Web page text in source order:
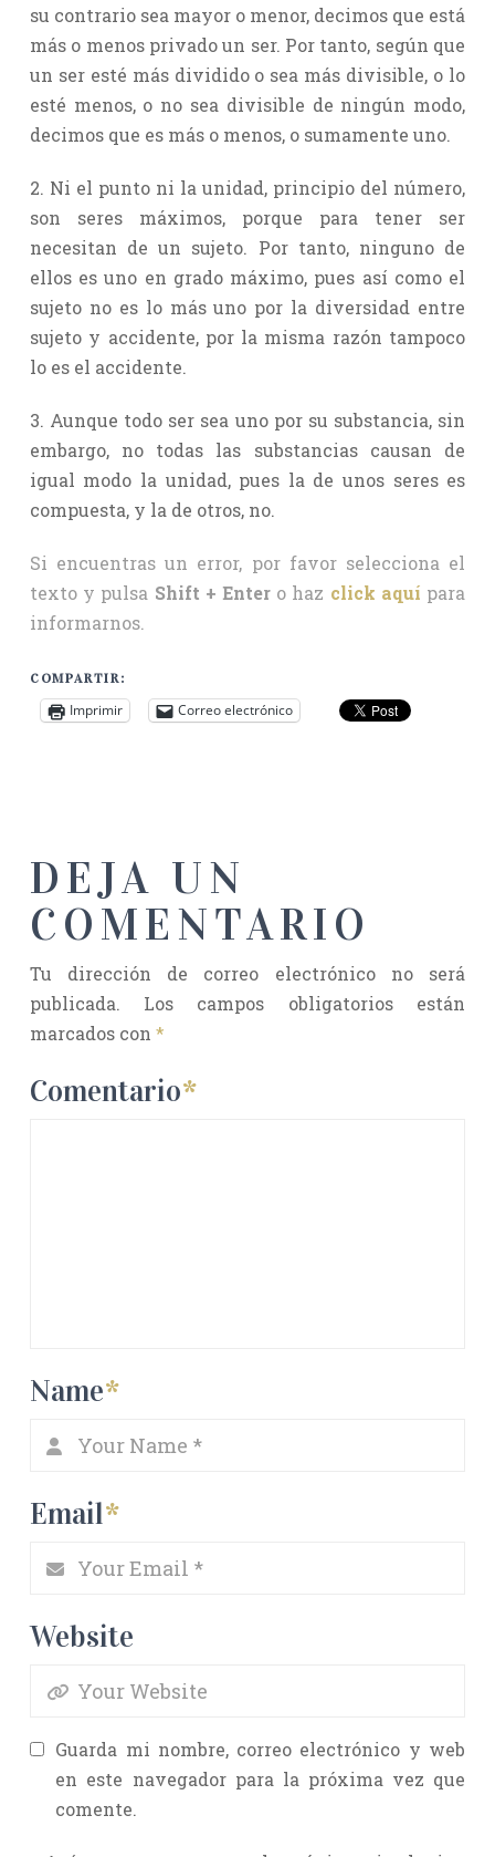
su contrario sea mayor o menor, decimos que está
más o menos privado un ser. Por tanto, según que
un ser esté más dividido o sea más divisible, o lo
esté menos, o no sea divisible de ningún modo,
decimos que es más o menos, o sumamente uno.
2. Ni el punto ni la unidad, principio del número,
son seres máximos, porque para tener ser
necesitan de un sujeto. Por tanto, ninguno de
ellos es uno en grado máximo, pues así como el
sujeto no es lo más uno por la diversidad entre
sujeto y accidente, por la misma razón tampoco
lo es el accidente.
3. Aunque todo ser sea uno por su substancia, sin
embargo, no todas las substancias causan de
igual modo la unidad, pues la de unos seres es
compuesta, y la de otros, no.
Si encuentras un error, por favor selecciona el
texto y pulsa Shift + Enter o haz click aquí para
informarnos.
COMPARTIR:
Imprimir Correo electrónico
DEJA UN
COMENTARIO
Tu dirección de correo electrónico no será
publicada.
Los campos obligatorios están
marcados con *
Comentario*
Name*
Email*
Website
Guarda mi nombre, correo electrónico y web
en este navegador para la próxima vez que
comente.